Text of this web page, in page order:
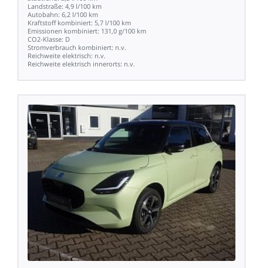
Landstraße: 4,9 l/100 km
Autobahn: 6,2 l/100 km
Kraftstoff kombiniert: 5,7 l/100 km
Emissionen kombiniert: 131,0 g/100 km
CO2-Klasse: D
Stromverbrauch kombiniert: n.v.
Reichweite elektrisch: n.v.
Reichweite elektrisch innerorts: n.v.